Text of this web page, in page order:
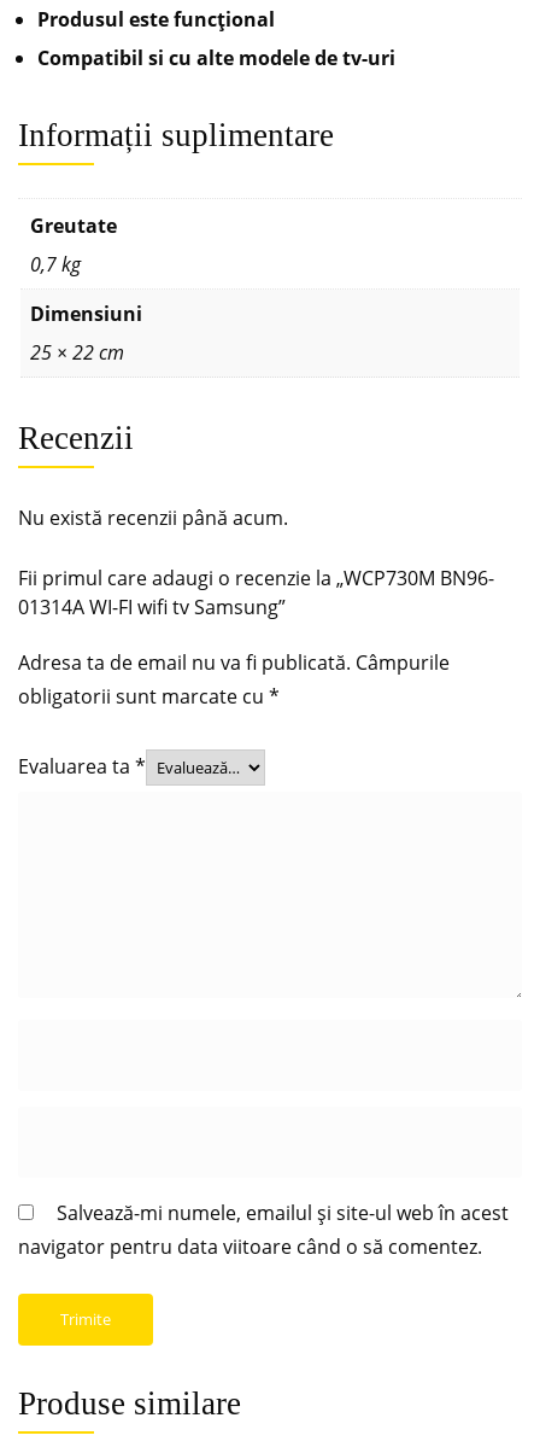
Produsul este funcțional
Compatibil si cu alte modele de tv-uri
Informații suplimentare
Greutate
0,7 kg
Dimensiuni
25 × 22 cm
Recenzii
Nu există recenzii până acum.
Fii primul care adaugi o recenzie la „WCP730M BN96-
01314A WI-FI wifi tv Samsung”
Adresa ta de email nu va fi publicată. Câmpurile
obligatorii sunt marcate cu *
Evaluarea ta *
Salvează-mi numele, emailul și site-ul web în acest
navigator pentru data viitoare când o să comentez.
Produse similare